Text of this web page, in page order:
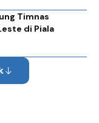
Timnas
di Piala